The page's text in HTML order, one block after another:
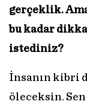
gerçeklik.
bu kadar
istediniz?
İnsanın kibri
öleceksin.